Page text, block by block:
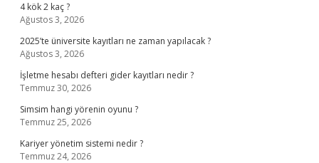
4 kök 2 kaç ?
Ağustos 3, 2026
2025’te üniversite kayıtları ne zaman yapılacak ?
Ağustos 3, 2026
İşletme hesabı defteri gider kayıtları nedir ?
Temmuz 30, 2026
Simsim hangi yörenin oyunu ?
Temmuz 25, 2026
Kariyer yönetim sistemi nedir ?
Temmuz 24, 2026